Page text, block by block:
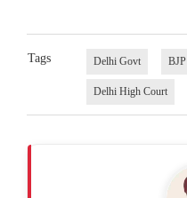
Tags Delhi Govt BJP
Delhi High Court